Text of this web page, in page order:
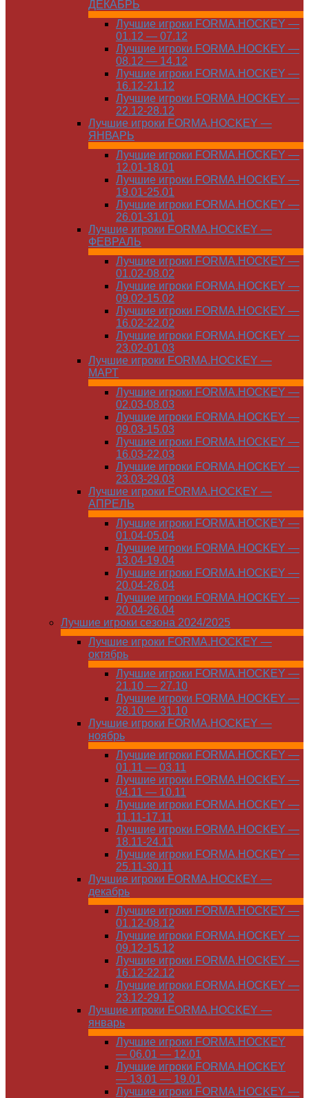
ДЕКАБРЬ
Лучшие игроки FORMA.HOCKEY —
01.12 — 07.12
Лучшие игроки FORMA.HOCKEY —
08.12 — 14.12
Лучшие игроки FORMA.HOCKEY —
16.12-21.12
Лучшие игроки FORMA.HOCKEY —
22.12-28.12
Лучшие игроки FORMA.HOCKEY —
ЯНВАРЬ
Лучшие игроки FORMA.HOCKEY —
12.01-18.01
Лучшие игроки FORMA.HOCKEY —
19.01-25.01
Лучшие игроки FORMA.HOCKEY —
26.01-31.01
Лучшие игроки FORMA.HOCKEY —
ФЕВРАЛЬ
Лучшие игроки FORMA.HOCKEY —
01.02-08.02
Лучшие игроки FORMA.HOCKEY —
09.02-15.02
Лучшие игроки FORMA.HOCKEY —
16.02-22.02
Лучшие игроки FORMA.HOCKEY —
23.02-01.03
Лучшие игроки FORMA.HOCKEY —
МАРТ
Лучшие игроки FORMA.HOCKEY —
02.03-08.03
Лучшие игроки FORMA.HOCKEY —
09.03-15.03
Лучшие игроки FORMA.HOCKEY —
16.03-22.03
Лучшие игроки FORMA.HOCKEY —
23.03-29.03
Лучшие игроки FORMA.HOCKEY —
АПРЕЛЬ
Лучшие игроки FORMA.HOCKEY —
01.04-05.04
Лучшие игроки FORMA.HOCKEY —
13.04-19.04
Лучшие игроки FORMA.HOCKEY —
20.04-26.04
Лучшие игроки FORMA.HOCKEY —
20.04-26.04
Лучшие игроки сезона 2024/2025
Лучшие игроки FORMA.HOCKEY —
октябрь
Лучшие игроки FORMA.HOCKEY —
21.10 — 27.10
Лучшие игроки FORMA.HOCKEY —
28.10 — 31.10
Лучшие игроки FORMA.HOCKEY —
ноябрь
Лучшие игроки FORMA.HOCKEY —
01.11 — 03.11
Лучшие игроки FORMA.HOCKEY —
04.11 — 10.11
Лучшие игроки FORMA.HOCKEY —
11.11-17.11
Лучшие игроки FORMA.HOCKEY —
18.11-24.11
Лучшие игроки FORMA.HOCKEY —
25.11-30.11
Лучшие игроки FORMA.HOCKEY —
декабрь
Лучшие игроки FORMA.HOCKEY —
01.12-08.12
Лучшие игроки FORMA.HOCKEY —
09.12-15.12
Лучшие игроки FORMA.HOCKEY —
16.12-22.12
Лучшие игроки FORMA.HOCKEY —
23.12-29.12
Лучшие игроки FORMA.HOCKEY —
январь
Лучшие игроки FORMA.HOCKEY
— 06.01 — 12.01
Лучшие игроки FORMA.HOCKEY
— 13.01 — 19.01
Лучшие игроки FORMA.HOCKEY —